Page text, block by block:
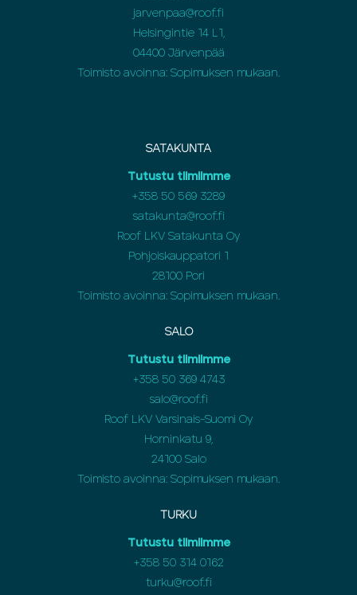
jarvenpaa@roof.fi
Helsingintie 14 L1,
04400 Järvenpää
Toimisto avoinna: Sopimuksen mukaan.
SATAKUNTA
Tutustu tiimiimme
+358 50 569 3289
satakunta@roof.fi
Roof LKV Satakunta Oy
Pohjoiskauppatori 1
28100 Pori
Toimisto avoinna: Sopimuksen mukaan.
SALO
Tutustu tiimiimme
+358 50 369 4743
salo@roof.fi
Roof LKV Varsinais-Suomi Oy
Horninkatu 9,
24100 Salo
Toimisto avoinna: Sopimuksen mukaan.
TURKU
Tutustu tiimiimme
+358 50 314 0162
turku@roof.fi